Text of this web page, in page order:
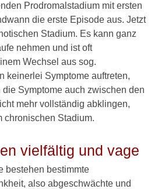
Prodromalstadium mit ersten
die erste Episode aus. Jetzt
Stadium. Es kann ganz
nehmen und ist oft
Wechsel aus sog.
keinerlei Symptome auftreten,
Symptome auch zwischen den
mehr vollständig abklingen,
chronischen Stadium.
vielfältig und vage
bestehen bestimmte
also abgeschwächte und
Familie